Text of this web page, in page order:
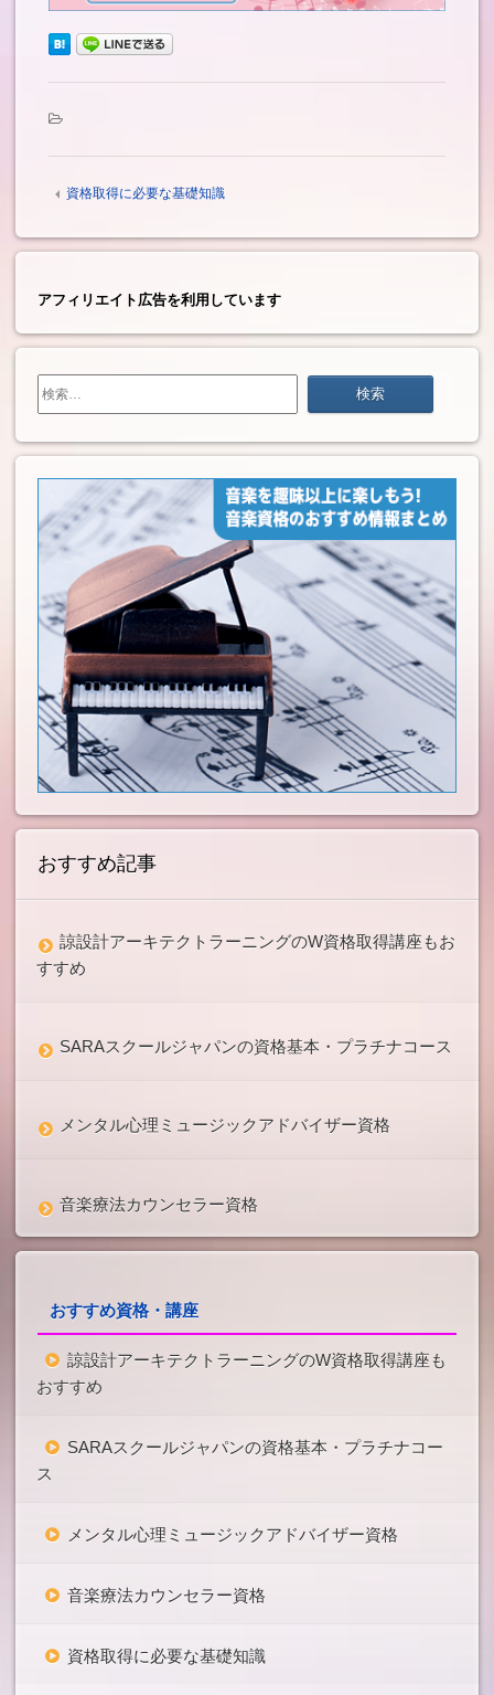
資格取得に必要な基礎知識
アフィリエイト広告を利用しています
検
索:
おすすめ記事
諒設計アーキテクトラーニングのW資格取得講座もお
すすめ
SARAスクールジャパンの資格基本・プラチナコース
メンタル心理ミュージックアドバイザー資格
音楽療法カウンセラー資格
おすすめ資格・講座
諒設計アーキテクトラーニングのW資格取得講座も
おすすめ
SARAスクールジャパンの資格基本・プラチナコー
ス
メンタル心理ミュージックアドバイザー資格
音楽療法カウンセラー資格
資格取得に必要な基礎知識